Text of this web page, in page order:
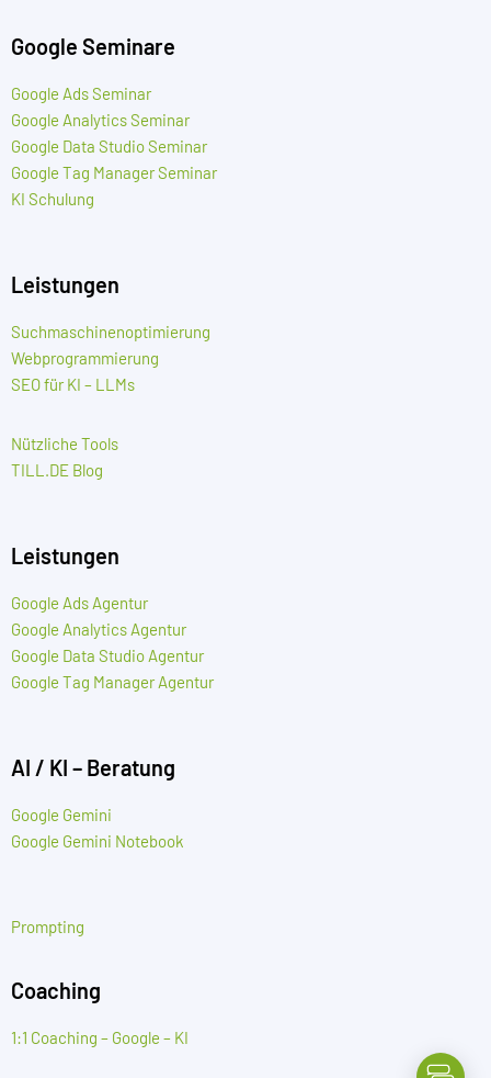
Google Seminare
Google Ads Seminar
Google Analytics Seminar
Google Data Studio Seminar
Google Tag Manager Seminar
KI Schulung
Leistungen
Suchmaschinenoptimierung
Webprogrammierung
SEO für KI – LLMs
Nützliche Tools
TILL.DE Blog
Leistungen
Google Ads Agentur
Google Analytics Agentur
Google Data Studio Agentur
Google Tag Manager Agentur
AI / KI – Beratung
Google Gemini
Google Gemini Notebook
Prompting
Coaching
1:1 Coaching – Google – KI